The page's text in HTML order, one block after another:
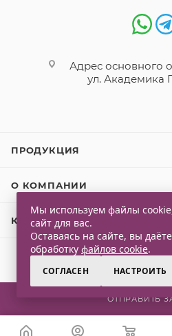
ОТПРАВИТЬ
Адрес основного
ул. Академика
ПРОДУКЦИЯ
О КОМПАНИИ
КЛИЕНТАМ
Мы используем файлы
сайт для вас.
Оставаясь на сайте, вы
обработку файлов cookie.
СОГЛАСЕН НАСТРОИТЬ